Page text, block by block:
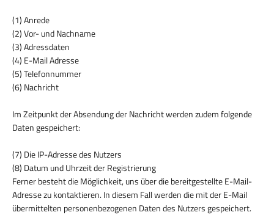
(1) Anrede
(2) Vor- und Nachname
(3) Adressdaten
(4) E-Mail Adresse
(5) Telefonnummer
(6) Nachricht
Im Zeitpunkt der Absendung der Nachricht werden zudem folgende
Daten gespeichert:
(7) Die IP-Adresse des Nutzers
(8) Datum und Uhrzeit der Registrierung
Ferner besteht die Möglichkeit, uns über die bereitgestellte E-Mail-
Adresse zu kontaktieren. In diesem Fall werden die mit der E-Mail
übermittelten personenbezogenen Daten des Nutzers gespeichert.